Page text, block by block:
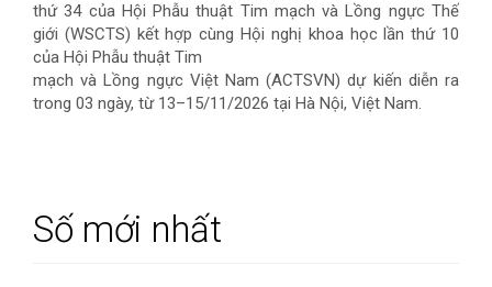
thứ 34 của Hội Phẫu thuật Tim mạch và Lồng ngực Thế
giới (WSCTS) kết hợp cùng Hội nghị khoa học lần thứ 10
của Hội Phẫu thuật Tim
mạch và Lồng ngực Việt Nam (ACTSVN) dự kiến diễn ra
trong 03 ngày, từ 13–15/11/2026 tại Hà Nội, Việt Nam.
Số mới nhất